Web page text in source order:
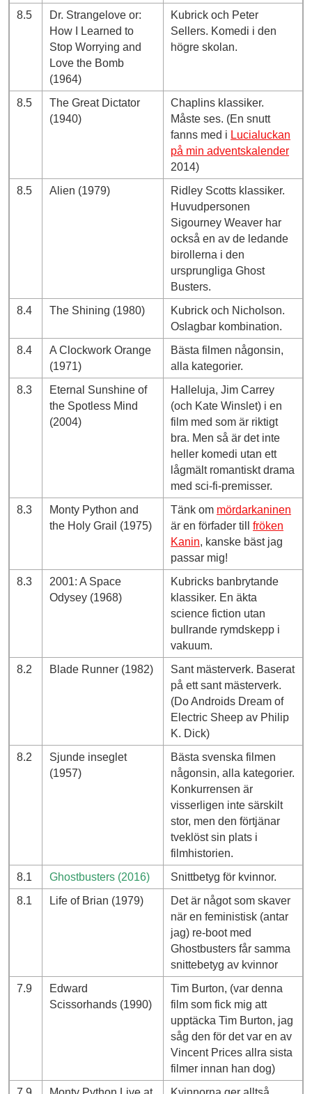
8.5
Dr. Strangelove or:
How I Learned to
Stop Worrying and
Love the Bomb
(1964)
Kubrick och Peter
Sellers. Komedi i den
högre skolan.
8.5
The Great Dictator
(1940)
Chaplins klassiker.
Måste ses. (En snutt
fanns med i Lucialuckan
på min adventskalender
2014)
8.5
Alien (1979)
Ridley Scotts klassiker.
Huvudpersonen
Sigourney Weaver har
också en av de ledande
birollerna i den
ursprungliga Ghost
Busters.
8.4
The Shining (1980)
Kubrick och Nicholson.
Oslagbar kombination.
8.4
A Clockwork Orange
(1971)
Bästa filmen någonsin,
alla kategorier.
8.3
Eternal Sunshine of
the Spotless Mind
(2004)
Halleluja, Jim Carrey
(och Kate Winslet) i en
film med som är riktigt
bra. Men så är det inte
heller komedi utan ett
lågmält romantiskt drama
med sci-fi-premisser.
8.3
Monty Python and
the Holy Grail (1975)
Tänk om mördarkaninen
är en förfader till fröken
Kanin, kanske bäst jag
passar mig!
8.3
2001: A Space
Odysey (1968)
Kubricks banbrytande
klassiker. En äkta
science fiction utan
bullrande rymdskepp i
vakuum.
8.2
Blade Runner (1982)
Sant mästerverk. Baserat
på ett sant mästerverk.
(Do Androids Dream of
Electric Sheep av Philip
K. Dick)
8.2
Sjunde inseglet
(1957)
Bästa svenska filmen
någonsin, alla kategorier.
Konkurrensen är
visserligen inte särskilt
stor, men den förtjänar
tveklöst sin plats i
filmhistorien.
8.1
Ghostbusters (2016)
Snittbetyg för kvinnor.
8.1
Life of Brian (1979)
Det är något som skaver
när en feministisk (antar
jag) re-boot med
Ghostbusters får samma
snittebetyg av kvinnor
7.9
Edward
Scissorhands (1990)
Tim Burton, (var denna
film som fick mig att
upptäcka Tim Burton, jag
såg den för det var en av
Vincent Prices allra sista
filmer innan han dog)